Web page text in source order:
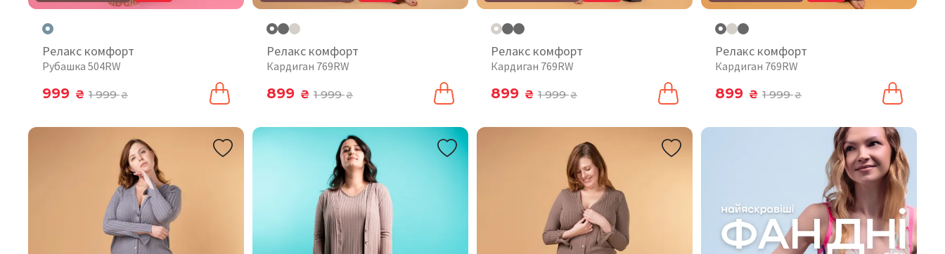
Релакс комфорт
Рубашка 504RW
999 ₴ 1 999₴
Релакс комфорт
Кардиган 769RW
899 ₴ 1 999₴
Релакс комфорт
Кардиган 769RW
899 ₴ 1 999₴
Релакс комфорт
Кардиган 769RW
899 ₴ 1 999₴